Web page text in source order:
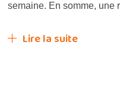
semaine. En somme, une
Lire la suite